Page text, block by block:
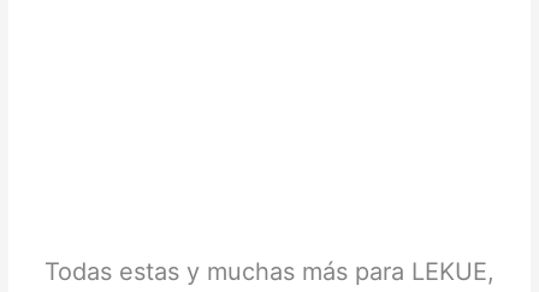
Todas estas y muchas más para LEKUE,